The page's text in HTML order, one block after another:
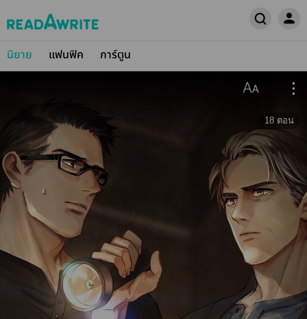
นิยาย แฟนฟิค การ์ตูน
18 ตอน